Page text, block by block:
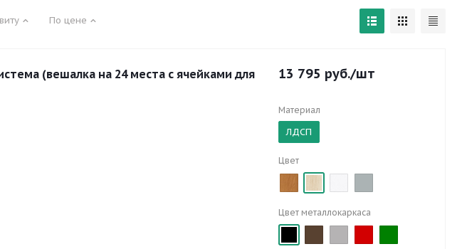
По цене
(вешалка на 24 места с ячейками для
13 795 руб./шт
Материал
ЛДСП
Цвет
Цвет металлокаркаса